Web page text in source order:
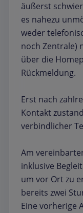
äußerst
es nahezu
weder
noch Zentrale)
über die
Rückmeldung.
Erst nach
Kontakt
verbindlicher
Am
inklusive
um vor Ort zu
bereits zwei
Eine vorherige